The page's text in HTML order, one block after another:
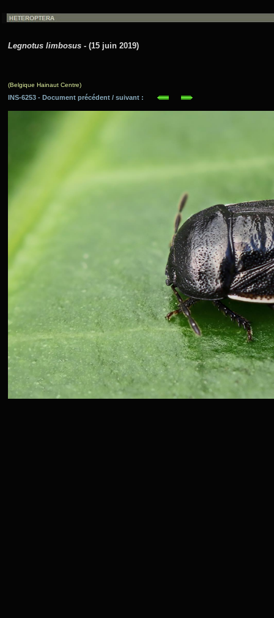
Legnotus limbosus - (15 juin 2019)
(Belgique Hainaut Centre)
INS-6253 - Document précédent / suivant :